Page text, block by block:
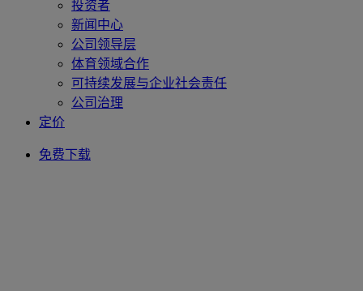
投资者
新闻中心
公司领导层
体育领域合作
可持续发展与企业社会责任
公司治理
定价
免费下载